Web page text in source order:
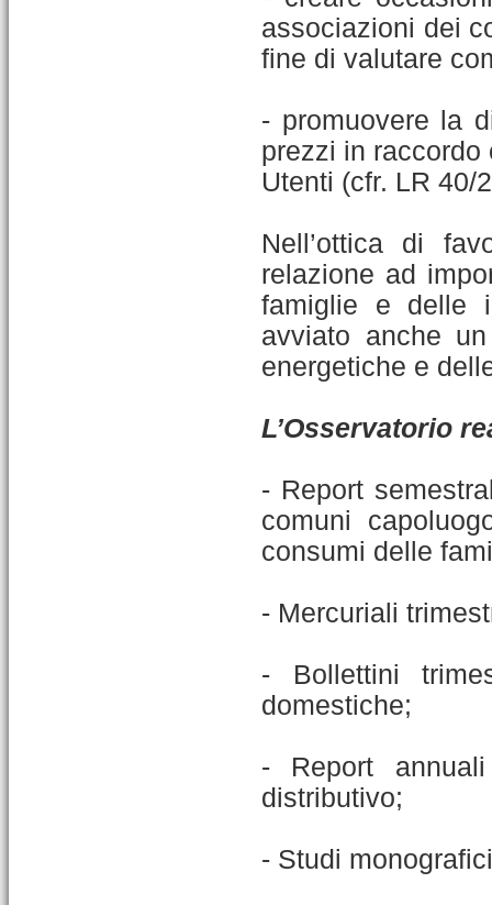
associazioni dei
fine di valutare
- promuovere la
prezzi in
Utenti (cfr. LR 40/
Nell’ottica di
relazione ad
famiglie e delle
avviato anche
energetiche e
L’Osservatorio
- Report
comuni
consumi delle
- Mercuriali
- Bollettini
domestiche;
- Report
distributivo;
- Studi